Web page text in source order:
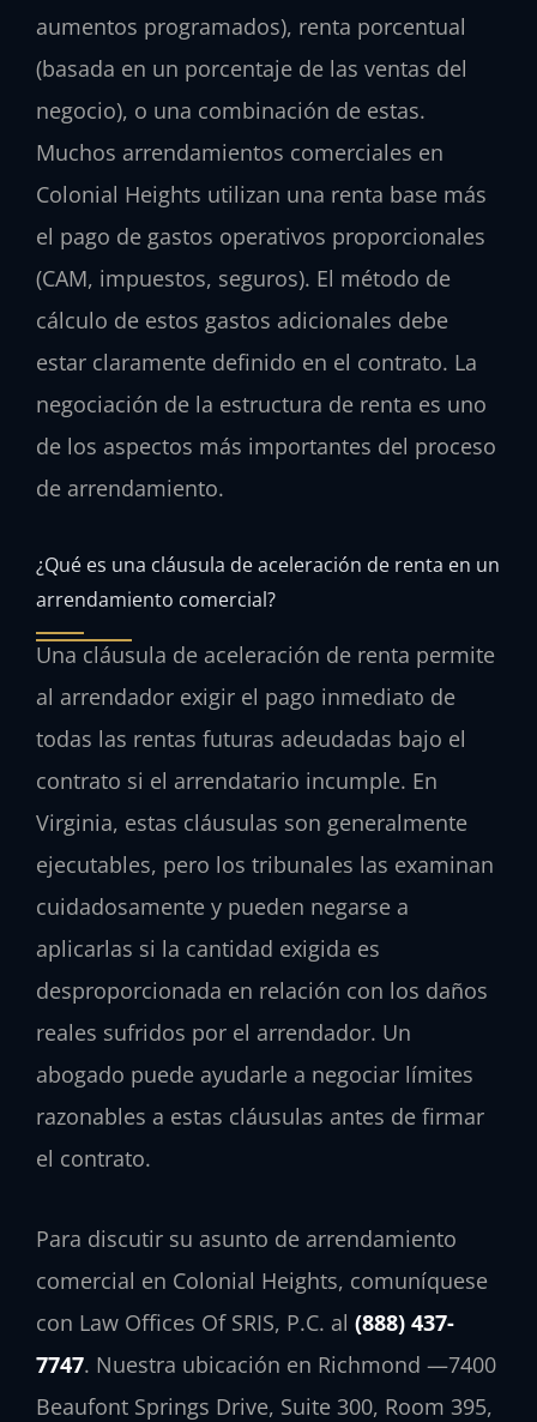
aumentos programados), renta porcentual
(basada en un porcentaje de las ventas del
negocio), o una combinación de estas.
Muchos arrendamientos comerciales en
Colonial Heights utilizan una renta base más
el pago de gastos operativos proporcionales
(CAM, impuestos, seguros). El método de
cálculo de estos gastos adicionales debe
estar claramente definido en el contrato. La
negociación de la estructura de renta es uno
de los aspectos más importantes del proceso
de arrendamiento.
¿Qué es una cláusula de aceleración de renta en un
arrendamiento comercial?
Una cláusula de aceleración de renta permite
al arrendador exigir el pago inmediato de
todas las rentas futuras adeudadas bajo el
contrato si el arrendatario incumple. En
Virginia, estas cláusulas son generalmente
ejecutables, pero los tribunales las examinan
cuidadosamente y pueden negarse a
aplicarlas si la cantidad exigida es
desproporcionada en relación con los daños
reales sufridos por el arrendador. Un
abogado puede ayudarle a negociar límites
razonables a estas cláusulas antes de firmar
el contrato.
Para discutir su asunto de arrendamiento
comercial en Colonial Heights, comuníquese
con Law Offices Of SRIS, P.C. al (888) 437-
7747. Nuestra ubicación en Richmond —7400
Beaufont Springs Drive, Suite 300, Room 395,